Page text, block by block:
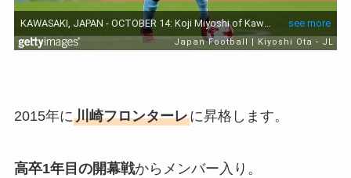
2015年に川崎フロンターレに昇格します。
高卒1年目の開幕戦からメンバー入り。